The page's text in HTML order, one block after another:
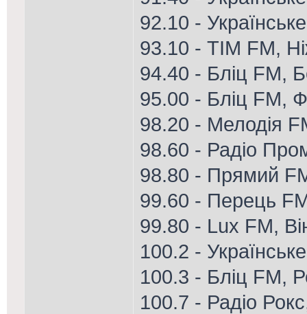
92.10 -
93.10 - ТІМ FM,
94.40 - Бліц FM,
95.00 - Бліц FM,
98.20 - Мелодія
98.60 - Радіо
98.80 - Прямий
99.60 - Перець
99.80 - Lux FM,
100.2 -
100.3 - Бліц FM,
100.7 - Радіо